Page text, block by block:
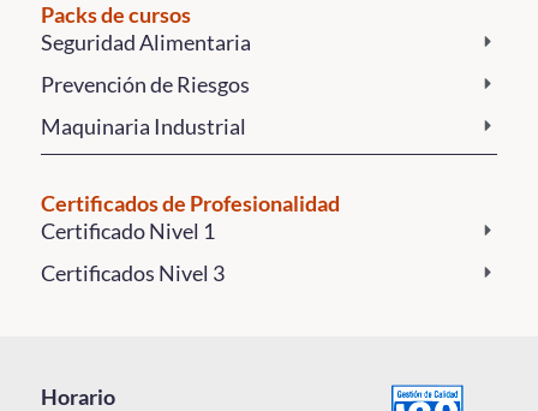
Packs de cursos
Seguridad Alimentaria
Prevención de Riesgos
Maquinaria Industrial
Certificados de Profesionalidad
Certificado Nivel 1
Certificados Nivel 3
Horario